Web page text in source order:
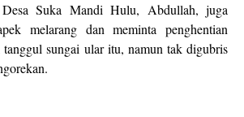
Desa Suka Mandi Hulu, Abdullah, juga
melarang dan meminta penghentian
sungai ular itu, namun tak digubris